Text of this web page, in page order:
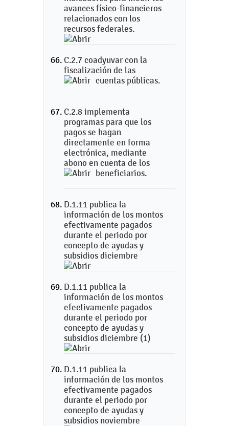
avances físico-financieros
relacionados con los
recursos federales.
C.2.7 coadyuvar con la
fiscalización de las
cuentas públicas.
C.2.8 implementa
programas para que los
pagos se hagan
directamente en forma
electrónica, mediante
abono en cuenta de los
beneficiarios.
D.1.11 publica la
información de los montos
efectivamente pagados
durante el periodo por
concepto de ayudas y
subsidios diciembre
D.1.11 publica la
información de los montos
efectivamente pagados
durante el periodo por
concepto de ayudas y
subsidios diciembre (1)
D.1.11 publica la
información de los montos
efectivamente pagados
durante el periodo por
concepto de ayudas y
subsidios noviembre